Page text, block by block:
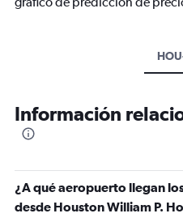
Información
¿A qué aeropuerto llegan
desde Houston William P.